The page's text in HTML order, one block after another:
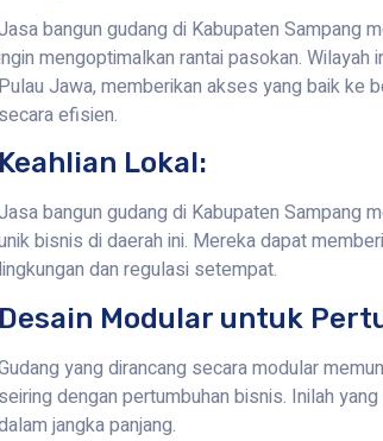
bangun gudang di Kabupaten Sampang
mengoptimalkan rantai pasokan.
Pulau Jawa, memberikan akses yang baik ke
secara efisien.
Keahlian Lokal:
bangun gudang di Kabupaten Sampang
bisnis di daerah ini. Mereka dapat
lingkungan dan regulasi setempat.
Desain Modular untuk
yang dirancang secara modular
seiring dengan pertumbuhan bisnis. Inilah
jangka panjang.